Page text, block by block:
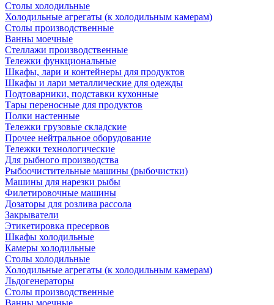
Столы холодильные
Холодильные агрегаты (к холодильным камерам)
Столы производственные
Ванны моечные
Стеллажи производственные
Тележки функциональные
Шкафы, лари и контейнеры для продуктов
Шкафы и лари металлические для одежды
Подтоварники, подставки кухонные
Тары переносные для продуктов
Полки настенные
Тележки грузовые складские
Прочее нейтральное оборудование
Тележки технологические
Для рыбного производства
Рыбоочистительные машины (рыбочистки)
Машины для нарезки рыбы
Филетировочные машины
Дозаторы для розлива рассола
Закрыватели
Этикетировка пресервов
Шкафы холодильные
Камеры холодильные
Столы холодильные
Холодильные агрегаты (к холодильным камерам)
Льдогенераторы
Столы производственные
Ванны моечные